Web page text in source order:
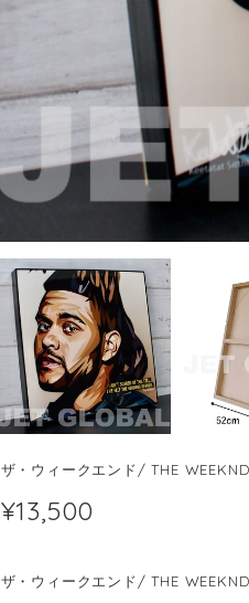
ザ・ウィークエンド/ THE
¥13,500
ザ・ウィークエンド/ THE